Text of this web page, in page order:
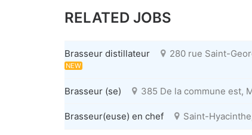
RELATED JOBS
Brasseur distillateur 280 rue Saint-
NEW
Brasseur (se) 385 De la commune est,
Brasseur(euse) en chef Saint-